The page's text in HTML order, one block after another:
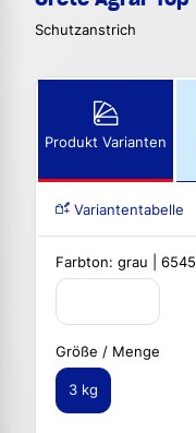
Schutzanstrich
Produkt Varianten
Variantentabelle
Farbton: grau | 6545
Größe / Menge
3 kg